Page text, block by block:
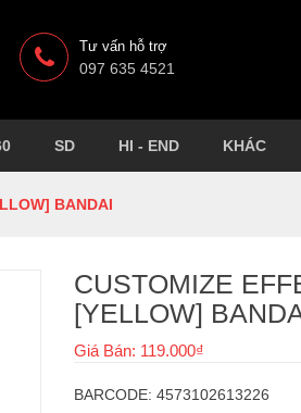
Tư vấn hỗ trợ
097 635 4521
SD HI - END KHÁC
BANDAI
CUSTOMIZE
[YELLOW]
Giá Bán: 119.000₫
BARCODE: 4573102613226